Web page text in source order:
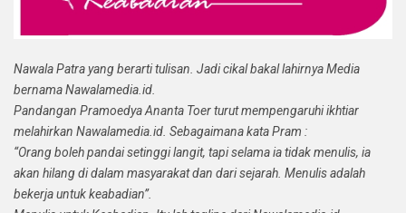
Nawala Patra yang berarti tulisan. Jadi cikal bakal lahirnya Media
bernama Nawalamedia.id.
Pandangan Pramoedya Ananta Toer turut mempengaruhi ikhtiar
melahirkan Nawalamedia.id. Sebagaimana kata Pram :
“Orang boleh pandai setinggi langit, tapi selama ia tidak menulis, ia
akan hilang di dalam masyarakat dan dari sejarah. Menulis adalah
bekerja untuk keabadian”.